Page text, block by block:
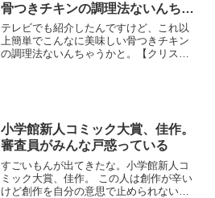
骨つきチキンの調理法ないんちゃ
うかと
テレビでも紹介したんですけど、これ以
上簡単でこんなに美味しい骨つきチキン
の調理法ないんちゃうかと。【クリスマ
小学館新人コミック大賞、佳作。
審査員がみんな戸惑っている
すごいもんが出てきたな。小学館新人コ
ミック大賞、佳作。 この人は創作が辛い
けど創作を自分の意思で止められないタ